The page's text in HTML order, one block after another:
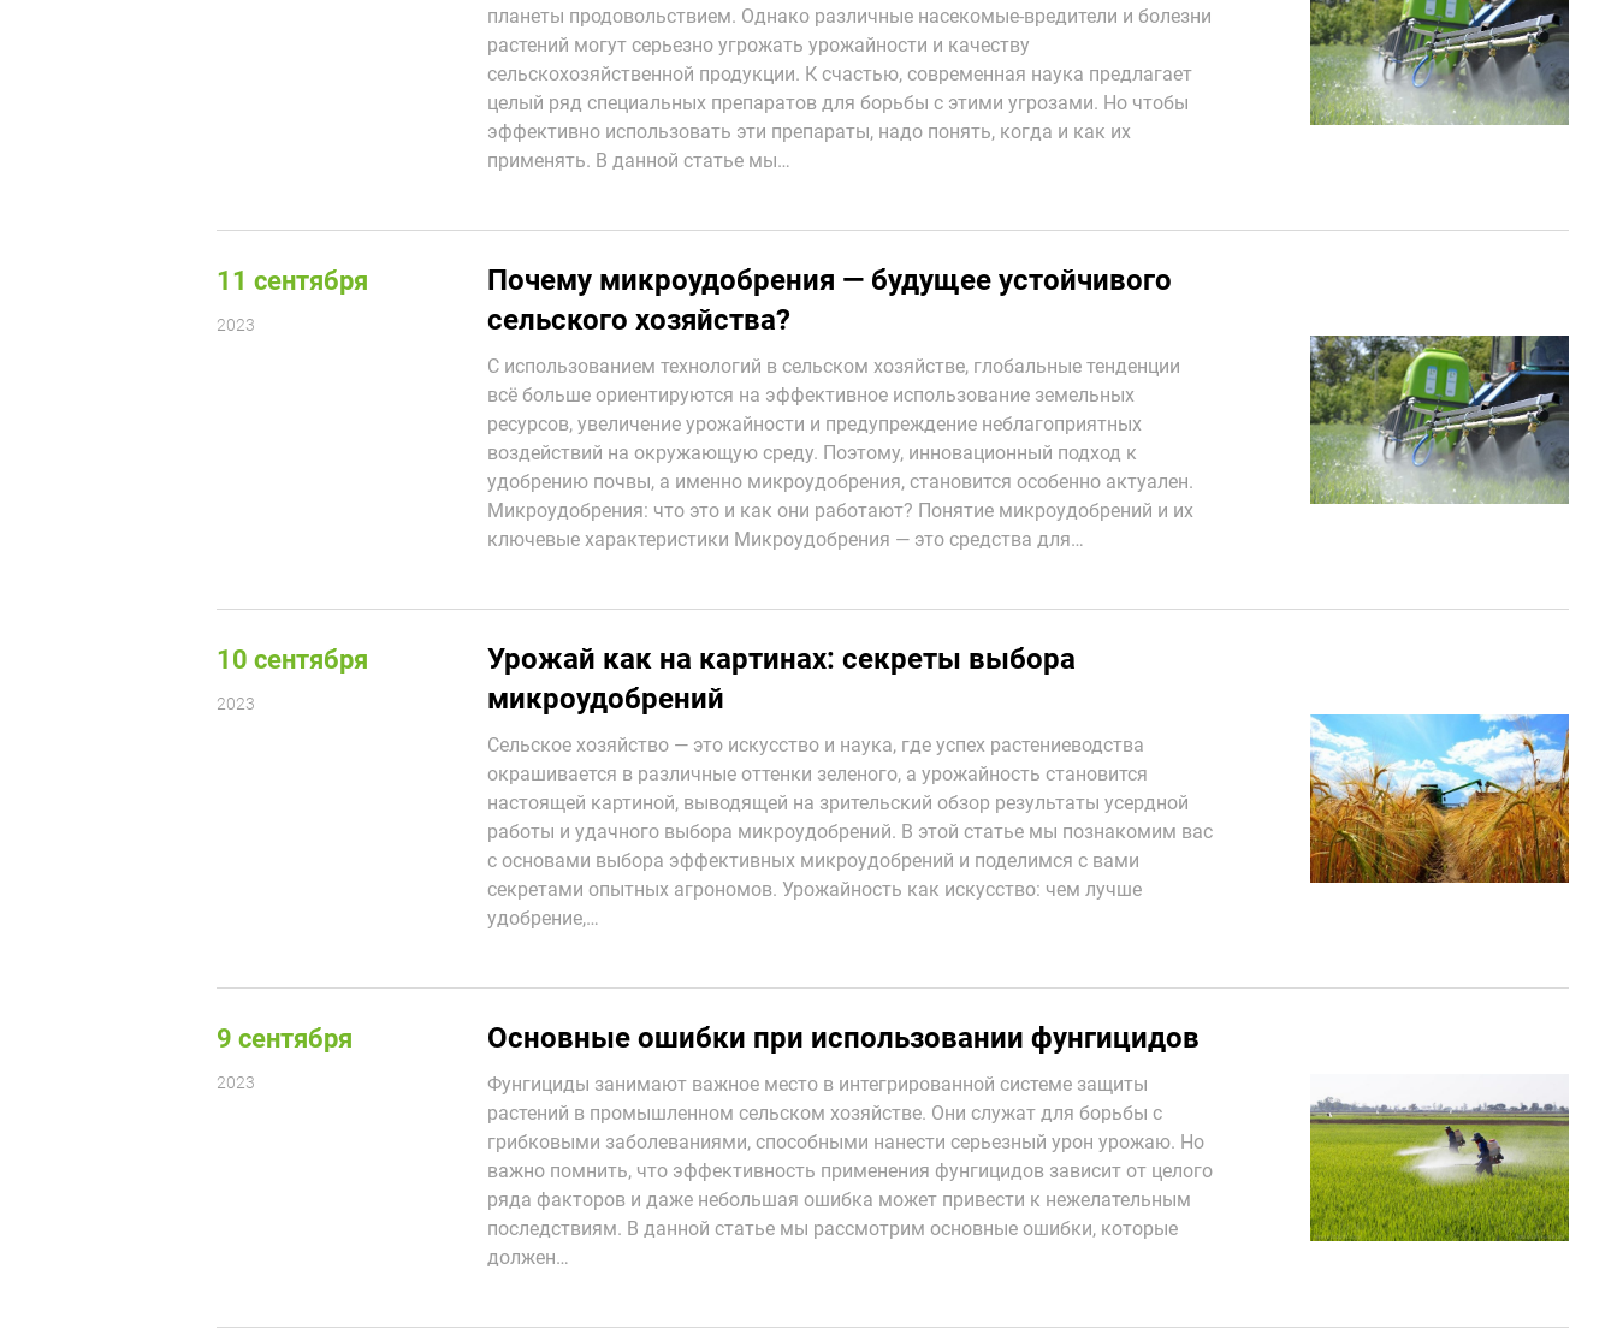
планеты продовольствием. Однако различные насекомые-вредители и болезни
растений могут серьезно угрожать урожайности и качеству
сельскохозяйственной продукции. К счастью, современная наука предлагает
целый ряд специальных препаратов для борьбы с этими угрозами. Но чтобы
эффективно использовать эти препараты, надо понять, когда и как их
применять. В данной статье мы…
11 сентября
2023
Почему микроудобрения — будущее устойчивого
сельского хозяйства?
С использованием технологий в сельском хозяйстве, глобальные тенденции
всё больше ориентируются на эффективное использование земельных
ресурсов, увеличение урожайности и предупреждение неблагоприятных
воздействий на окружающую среду. Поэтому, инновационный подход к
удобрению почвы, а именно микроудобрения, становится особенно актуален.
Микроудобрения: что это и как они работают? Понятие микроудобрений и их
ключевые характеристики Микроудобрения — это средства для…
10 сентября
2023
Урожай как на картинах: секреты выбора
микроудобрений
Сельское хозяйство — это искусство и наука, где успех растениеводства
окрашивается в различные оттенки зеленого, а урожайность становится
настоящей картиной, выводящей на зрительский обзор результаты усердной
работы и удачного выбора микроудобрений. В этой статье мы познакомим вас
с основами выбора эффективных микроудобрений и поделимся с вами
секретами опытных агрономов. Урожайность как искусство: чем лучше
удобрение,…
9 сентября
2023
Основные ошибки при использовании фунгицидов
Фунгициды занимают важное место в интегрированной системе защиты
растений в промышленном сельском хозяйстве. Они служат для борьбы с
грибковыми заболеваниями, способными нанести серьезный урон урожаю. Но
важно помнить, что эффективность применения фунгицидов зависит от целого
ряда факторов и даже небольшая ошибка может привести к нежелательным
последствиям. В данной статье мы рассмотрим основные ошибки, которые
должен…